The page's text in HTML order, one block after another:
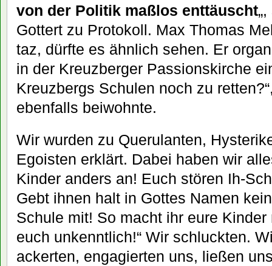
von der Politik maßlos enttäuscht
Gottert zu Protokoll. Max Thomas
taz, dürfte es ähnlich sehen. Er
in der Kreuzberger Passionskirche
Kreuzbergs Schulen noch zu
ebenfalls beiwohnte.
Wir wurden zu Querulanten,
Egoisten erklärt. Dabei haben wir
Kinder anders an! Euch stören Ih-
Gebt ihnen halt in Gottes Namen
Schule mit! So macht ihr eure
euch unkenntlich!“ Wir schluckten.
ackerten, engagierten uns, ließen